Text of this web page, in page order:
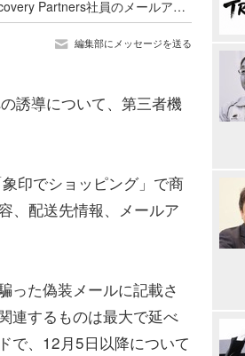
Axcelead Drug Discovery Partners社員のメールアカウントに不正アクセス、約7,000通のメールで痕跡を確認
編集部にメッセージを送る
誘導について、第三者機
印でショッピング」で商
、配送先情報、メールア
った偽装メールに記載さ
連するものは最大で延べ
で、12月5日以降について